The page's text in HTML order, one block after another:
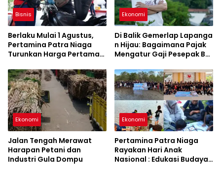
Bisnis
Berlaku Mulai 1 Agustus,
Pertamina Patra Niaga
Turunkan Harga Pertamax
Ekonomi
Di Balik Gemerlap Lapanga
n Hijau: Bagaimana Pajak
Mengatur Gaji Pesepak Bol
Ekonomi
Jalan Tengah Merawat
Harapan Petani dan
Industri Gula Dompu
Ekonomi
Pertamina Patra Niaga
Rayakan Hari Anak
Nasional : Edukasi Budaya